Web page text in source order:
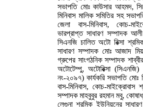
সভাপতি মোঃ কাউসার আহমদ,
মিনিবাস মালিক সমিতির সহ
জেলা বাস-মিনিবাস, কোচ-
ভারপ্রাপ্ত সাধারণ সম্পাদক
সিএনজি চালিত অটো রিক্সা
সাধারণ সম্পাদক মোঃ আজাদ
গ্রুপের সাংগঠনিক সম্পাদক
অটোটেম্পু, অটোরিক্সা
নং-২০৯৭) কার্যকরি সভাপতি মোঃ
বাস-মিনিবাস, কোচ-মাইক্রোবাস
সম্পাদক মাহবুবুর রহমান মবু,
লেগুনা শ্রমিক ইউনিয়নের